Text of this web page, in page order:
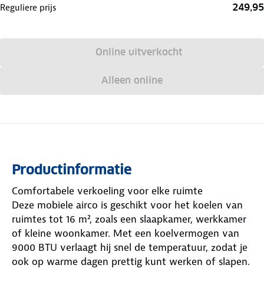
Reguliere prijs 249,95
Online uitverkocht
Alleen online
Productinformatie
Comfortabele verkoeling voor elke ruimte
Deze mobiele airco is geschikt voor het koelen van
ruimtes tot 16 m², zoals een slaapkamer, werkkamer
of kleine woonkamer. Met een koelvermogen van
9000 BTU verlaagt hij snel de temperatuur, zodat je
ook op warme dagen prettig kunt werken of slapen.